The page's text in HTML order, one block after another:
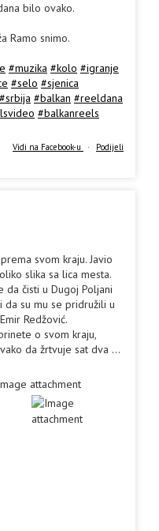
bilo ovako.
Ramo snimo.
#muzika #kolo #igranje
#selo #sjenica
#srbija #balkan #reeldana
#balkanreels
Vidi na Facebook-u · Podijeli
svom kraju. Javio
slika sa lica mesta.
da čisti u Dugoj Poljani
da su mu se pridružili u
Redžović.
o svom kraju,
da žrtvuje sat dva ...